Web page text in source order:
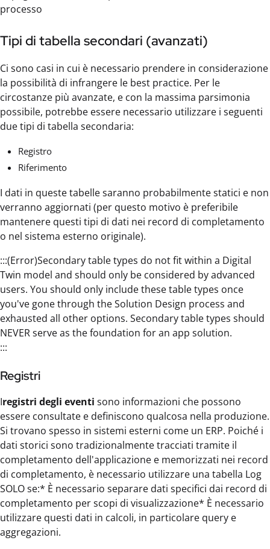
processo
Tipi di tabella secondari (avanzati)
Ci sono casi in cui è necessario prendere in considerazione
la possibilità di infrangere le best practice. Per le
circostanze più avanzate, e con la massima parsimonia
possibile, potrebbe essere necessario utilizzare i seguenti
due tipi di tabella secondaria:
Registro
Riferimento
I dati in queste tabelle saranno probabilmente statici e non
verranno aggiornati (per questo motivo è preferibile
mantenere questi tipi di dati nei record di completamento
o nel sistema esterno originale).
:::(Error)Secondary table types do not fit within a Digital
Twin model and should only be considered by advanced
users. You should only include these table types once
you've gone through the Solution Design process and
exhausted all other options. Secondary table types should
NEVER serve as the foundation for an app solution.
:::
Registri
Iregistri degli eventi sono informazioni che possono
essere consultate e definiscono qualcosa nella produzione.
Si trovano spesso in sistemi esterni come un ERP. Poiché i
dati storici sono tradizionalmente tracciati tramite il
completamento dell'applicazione e memorizzati nei record
di completamento, è necessario utilizzare una tabella Log
SOLO se:* È necessario separare dati specifici dai record di
completamento per scopi di visualizzazione* È necessario
utilizzare questi dati in calcoli, in particolare query e
aggregazioni.